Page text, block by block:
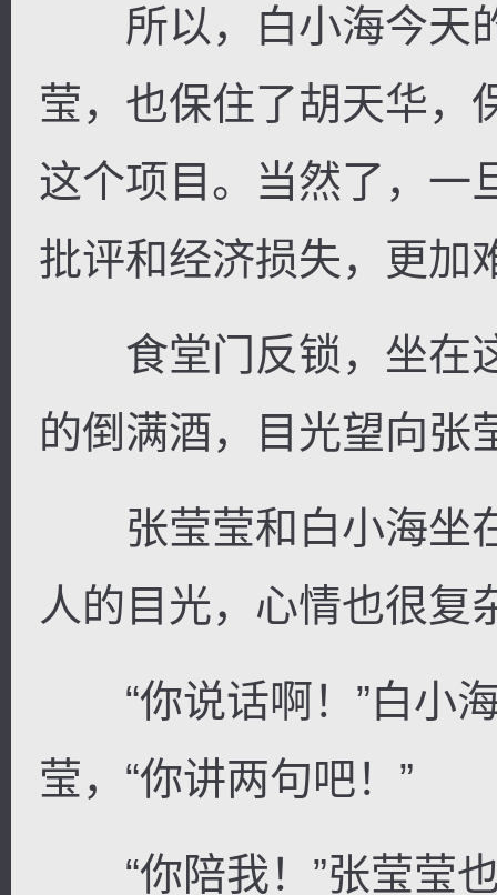
所以，白小海今天
莹，也保住了胡天华，
这个项目。当然了，一
批评和经济损失，更加
食堂门反锁，坐在
的倒满酒，目光望向张
张莹莹和白小海坐
人的目光，心情也很复
“你说话啊！”白小海
莹，“你讲两句吧！”
“你陪我！”张莹莹也